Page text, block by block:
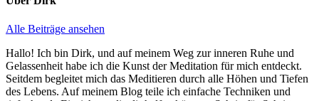
Alle Beiträge ansehen
Hallo! Ich bin Dirk, und auf meinem Weg zur inneren Ruhe und
Gelassenheit habe ich die Kunst der Meditation für mich entdeckt.
Seitdem begleitet mich das Meditieren durch alle Höhen und Tiefen
des Lebens. Auf meinem Blog teile ich einfache Techniken und